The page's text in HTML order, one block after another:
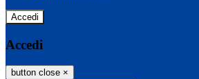
Accedi
Accedi
button close ×